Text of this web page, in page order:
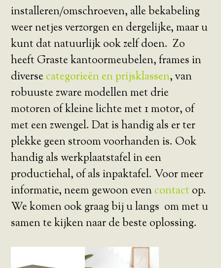
installeren/omschroeven, alle bekabeling
weer netjes verzorgen en dergelijke, maar u
kunt dat natuurlijk ook zelf doen. Zo
heeft Graste kantoormeubelen, frames in
diversecategorieën en prijsklassen, van
robuuste zware modellen met drie
motoren of kleine lichte met 1 motor, of
met een zwengel. Dat is handig als er ter
plekke geen stroom voorhanden is. Ook
handig als werkplaatstafel in een
productiehal, of als inpaktafel. Voor meer
informatie, neem gewoon evencontact op.
We komen ook graag bij u langs om met u
samen te kijken naar de beste oplossing.